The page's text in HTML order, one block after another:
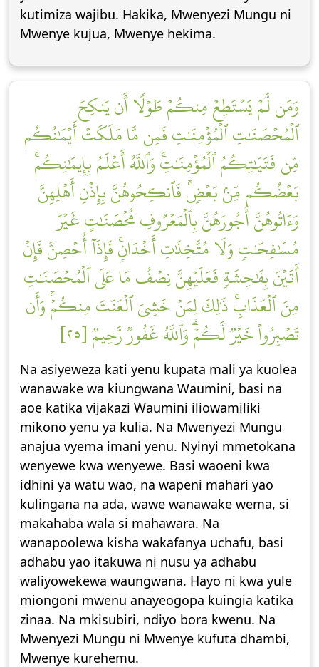
kutimiza wajibu. Hakika, Mwenyezi Mungu ni
Mwenye kujua, Mwenye hekima.
وَمَن لَّمۡ يَسۡتَطِعۡ مِنكُمۡ طَوۡلًا أَن يَنكِحَ
ٱلۡمُحۡصَنَٰتِ ٱلۡمُؤۡمِنَٰتِ فَمِن مَّا مَلَكَتۡ أَيۡمَٰنُكُم
مِّن فَتَيَٰتِكُمُ ٱلۡمُؤۡمِنَٰتِۚ وَٱللَّهُ أَعۡلَمُ بِإِيمَٰنِكُمۚ
بَعۡضُكُم مِّنۢ بَعۡضٖۚ فَٱنكِحُوهُنَّ بِإِذۡنِ أَهۡلِهِنَّ
وَءَاتُوهُنَّ أُجُورَهُنَّ بِٱلۡمَعۡرُوفِ مُحۡصَنَٰتٍ غَيۡرَ
مُسَٰفِحَٰتٖ وَلَا مُتَّخِذَٰتِ أَخۡدَانٖۚ فَإِذَآ أُحۡصِنَّ فَإِنۡ
أَتَيۡنَ بِفَٰحِشَةٖ فَعَلَيۡهِنَّ نِصۡفُ مَا عَلَى ٱلۡمُحۡصَنَٰتِ
مِنَ ٱلۡعَذَابِۚ ذَٰلِكَ لِمَنۡ خَشِيَ ٱلۡعَنَتَ مِنكُمۡۚ وَأَن
تَصۡبِرُواْ خَيۡرٞ لَّكُمۡۗ وَٱللَّهُ غَفُورٞ رَّحِيمٞ [٢٥]
Na asiyeweza kati yenu kupata mali ya kuolea
wanawake wa kiungwana Waumini, basi na
aoe katika vijakazi Waumini iliowamiliki
mikono yenu ya kulia. Na Mwenyezi Mungu
anajua vyema imani yenu. Nyinyi mmetokana
wenyewe kwa wenyewe. Basi waoeni kwa
idhini ya watu wao, na wapeni mahari yao
kulingana na ada, wawe wanawake wema, si
makahaba wala si mahawara. Na
wanapoolewa kisha wakafanya uchafu, basi
adhabu yao itakuwa ni nusu ya adhabu
waliyowekewa waungwana. Hayo ni kwa yule
miongoni mwenu anayeogopa kuingia katika
zinaa. Na mkisubiri, ndiyo bora kwenu. Na
Mwenyezi Mungu ni Mwenye kufuta dhambi,
Mwenye kurehemu.